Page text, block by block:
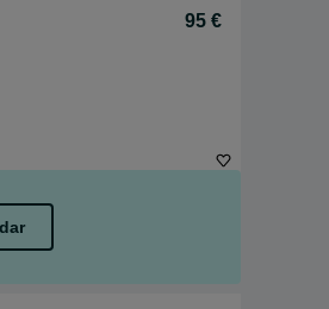
95 €